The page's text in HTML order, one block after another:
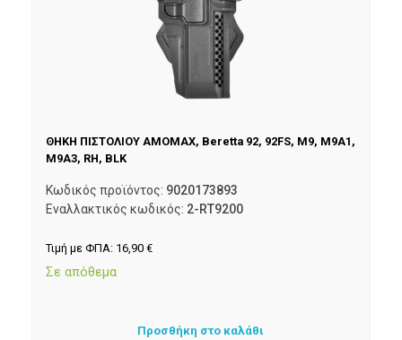
ΘΗΚΗ ΠΙΣΤΟΛΙΟΥ AMOMAX, Beretta 92, 92FS, M9, M9A1,
M9A3, RH, BLK
Κωδικός προϊόντος: 9020173893
Εναλλακτικός κωδικός: 2-RT9200
Τιμή με ΦΠΑ: 16,90 €
Σε απόθεμα
Προσθήκη στο καλάθι